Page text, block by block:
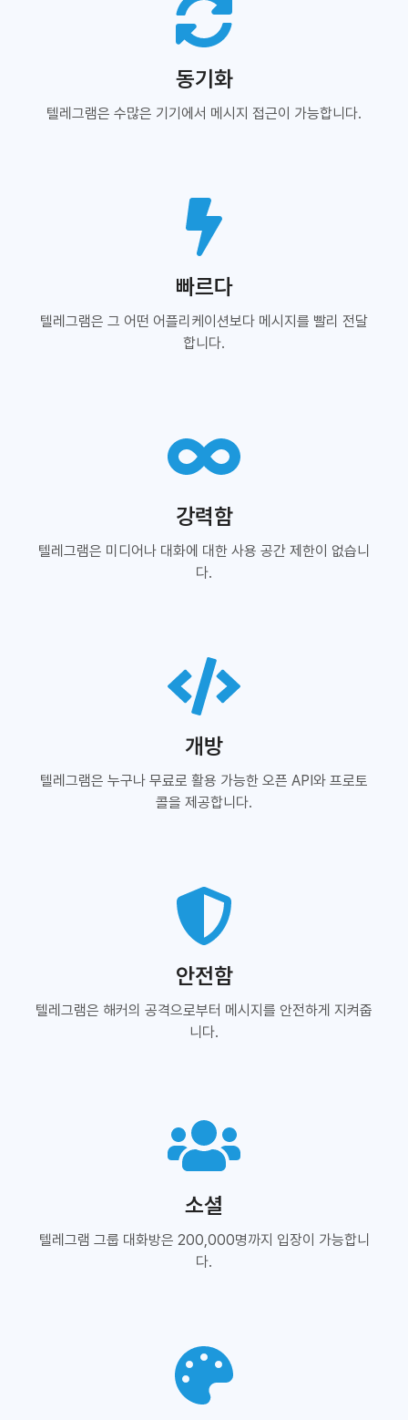
동기화
텔레그램은 수많은 기기에서 메시지 접근이 가능합니다.
빠르다
텔레그램은 그 어떤 어플리케이션보다 메시지를 빨리 전달
합니다.
강력함
텔레그램은 미디어나 대화에 대한 사용 공간 제한이 없습니
다.
개방
텔레그램은 누구나 무료로 활용 가능한 오픈 API와 프로토
콜을 제공합니다.
안전함
텔레그램은 해커의 공격으로부터 메시지를 안전하게 지켜줍
니다.
소셜
텔레그램 그룹 대화방은 200,000명까지 입장이 가능합니
다.